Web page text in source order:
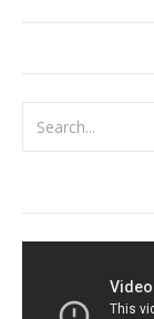
Video